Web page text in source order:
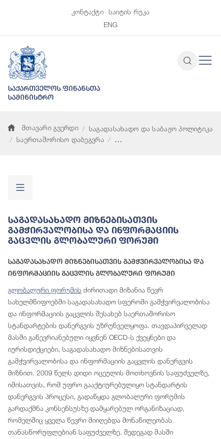
კონტაქტი
საიტის რუკა
ENG
საქართველოს ფინანსთა
სამინისტრო
მთავარი გვერდი
საგადასახადო და საბაჟო პოლიტიკა
საერთაშორისო დაბეგვრა
Საგადასახადო Მიზნებისათვის
Გამჭირვალობისა Და Ინფორმაციის
Გაცვლის Გლობალური Ფორუმი
Საგადასახადო Მიზნებისათვის Გამჭვირვალობისა Და
Ინფორმაციის Გაცვლის Გლობალური Ფორუმი
გლობალური ფორუმის ძირითადი მიზანია წევრ
სახელმწიფოებში საგადასახადო სფეროში გამჭვირვალობისა
და ინფორმაციის გაცვლის შესახებ საერთაშორისო
სტანდარტების დანერგვის უზრუნველყოფა. თავდაპირველად
მასში გაწევრიანებული იყვნენ OECD-ს ქვეყნები და
იურისდიქციები, საგადასახადო მიზნებისათვის
გამჭვირვალობისა და ინფორმაციის გაცვლის დანერგვის
მიზნით. 2009 წელს დიდი ოცეულის მოთხოვნის საფუძველზე,
იმისათვის, რომ უფრო გააქტიურებულიყო სტანდარტის
დანერგვის პროცესი, გადაწყდა გლობალური ფორუმის
გარდაქმნა კონსენსუსზე დამყარებულ ორგანიზაციად,
რომელშიც ყველა წევრი მიიღებდა მონაწილეობას
თანასწორუფლებიან საფუძველზე. შედეგად მასში